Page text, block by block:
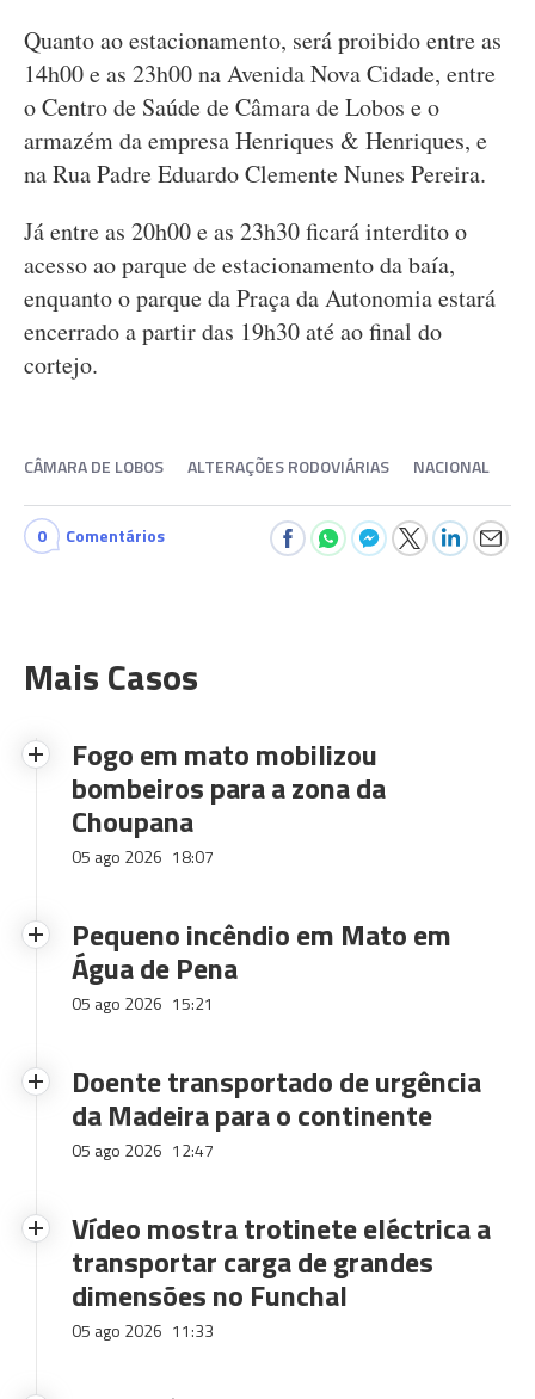
Quanto ao estacionamento, será proibido entre as
14h00 e as 23h00 na Avenida Nova Cidade, entre
o Centro de Saúde de Câmara de Lobos e o
armazém da empresa Henriques & Henriques, e
na Rua Padre Eduardo Clemente Nunes Pereira.
Já entre as 20h00 e as 23h30 ficará interdito o
acesso ao parque de estacionamento da baía,
enquanto o parque da Praça da Autonomia estará
encerrado a partir das 19h30 até ao final do
cortejo.
CÂMARA DE LOBOS ALTERAÇÕES RODOVIÁRIAS NACIONAL
0 Comentários
Mais Casos
Fogo em mato mobilizou
bombeiros para a zona da
Choupana
05 ago 2026 18:07
Pequeno incêndio em Mato em
Água de Pena
05 ago 2026 15:21
Doente transportado de urgência
da Madeira para o continente
05 ago 2026 12:47
Vídeo mostra trotinete eléctrica a
transportar carga de grandes
dimensões no Funchal
05 ago 2026 11:33